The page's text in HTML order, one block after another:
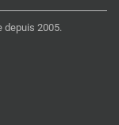
depuis 2005.